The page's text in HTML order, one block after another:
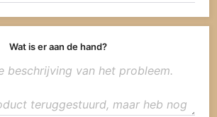
Wat is er aan de hand?